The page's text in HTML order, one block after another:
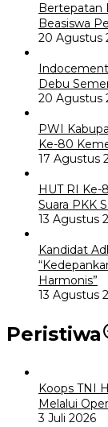
Bertepatan
Beasiswa
20 Agustus
Debu
20 Agustus
PWI
Ke-80
17 Agustus
HUT RI
Suara PKK
13 Agustus
Kandidat
Harmonis”
13 Agustus
Peristiwa
Koops TNI
Melalui
3 Juli 2026